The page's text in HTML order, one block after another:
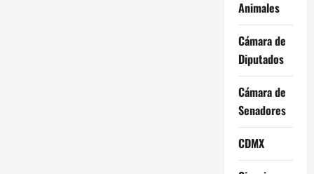
Animales
Cámara de
Diputados
Cámara de
Senadores
CDMX